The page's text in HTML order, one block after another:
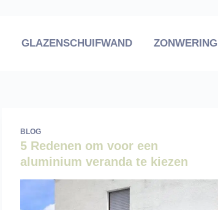
GLAZENSCHUIFWAND ZONWERING
BLOG
5 Redenen om voor een
aluminium veranda te kiezen